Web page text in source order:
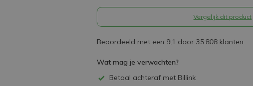
Vergelijk dit product
Beoordeeld met een 9,1 door 35.808 klanten
Wat mag je verwachten?
Betaal achteraf met Billink